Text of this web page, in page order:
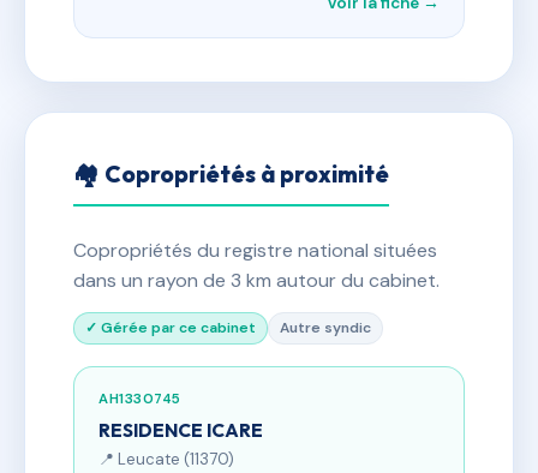
🏘 Copropriétés à proximité
Copropriétés du registre national situées
dans un rayon de 3 km autour du cabinet.
✓ Gérée par ce cabinet Autre syndic
AH1330745
RESIDENCE ICARE
📍 Leucate (11370)